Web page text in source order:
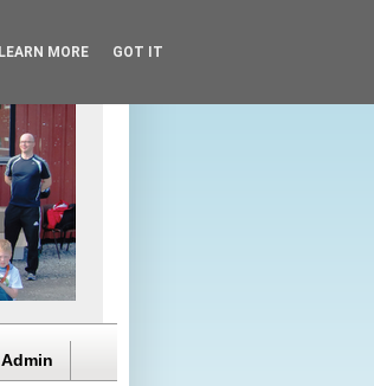
Admin
LEARN MORE GOT IT